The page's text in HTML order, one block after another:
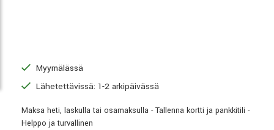
Myymälässä
Lähetettävissä: 1-2 arkipäivässä
Maksa heti, laskulla tai osamaksulla - Tallenna kortti ja pankkitili -
Helppo ja turvallinen